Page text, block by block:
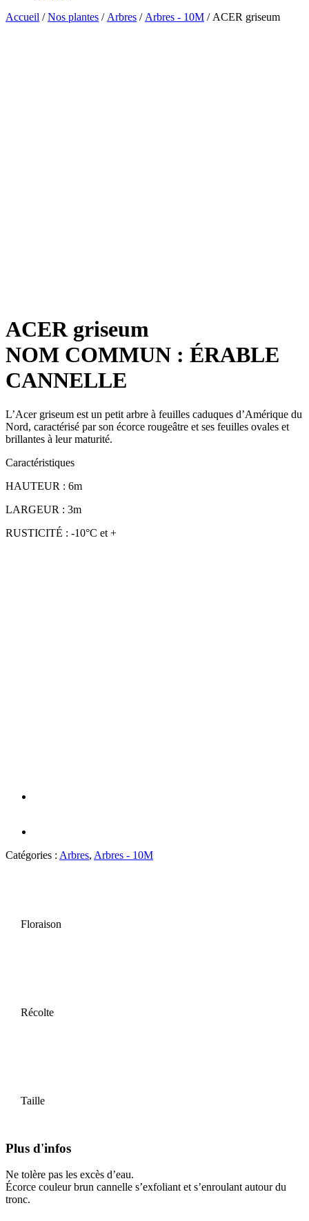
Accueil /Nos plantes / Arbres / Arbres - 10M / ACER griseum
ACER griseum
NOM COMMUN : ÉRABLE
CANNELLE
L’Acer griseum est un petit arbre à feuilles caduques d’Amérique du
Nord, caractérisé par son écorce rougeâtre et ses feuilles ovales et
brillantes à leur maturité.
Caractéristiques
HAUTEUR : 6m
LARGEUR : 3m
RUSTICITÉ : -10°C et +
Catégories : Arbres, Arbres - 10M
Floraison
Récolte
Taille
Plus d'infos
Ne tolère pas les excès d’eau.
Écorce couleur brun cannelle s’exfoliant et s’enroulant autour du
tronc.